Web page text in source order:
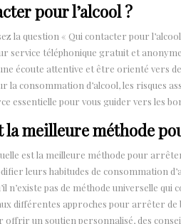
pour l’alcool ?
la question « Qui contacter pour
service téléphonique gratuit et
écoute attentive et être orienté vers
la consommation d’alcool, les risques
essentielle pour vous guider vers les
la meilleure méthode
est la meilleure méthode pour
leurs habitudes de consommation
n’existe pas de méthode universelle
différentes approches pour arrêter de
offrir un soutien personnalisé, des